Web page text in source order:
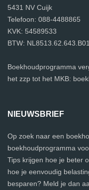
5431 NV Cuijk
Telefoon: 088-4488865
KVK: 54589533
BTW: NL8513.62.643.B01
Boekhoudprogramma
het zzp tot het MKB:
NIEUWSBRIEF
Op zoek naar een
boekhoudprogramma
Tips krijgen hoe je beter
hoe je eenvoudig
besparen? Meld je dan